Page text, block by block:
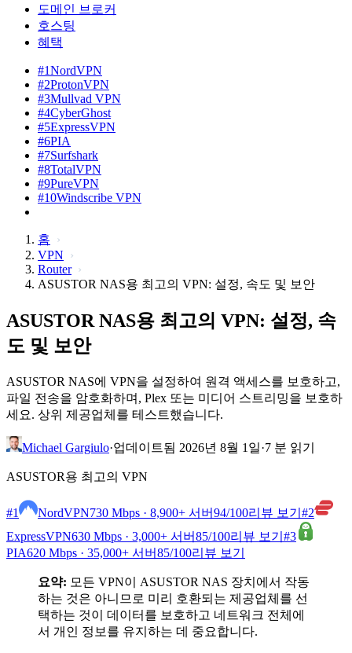
도메인 브로커
호스팅
혜택
#1NordVPN
#2ProtonVPN
#3Mullvad VPN
#4CyberGhost
#5ExpressVPN
#6PIA
#7Surfshark
#8TotalVPN
#9PureVPN
#10Windscribe VPN
홈
VPN
Router
ASUSTOR NAS용 최고의 VPN: 설정, 속도 및 보안
ASUSTOR NAS용 최고의 VPN: 설정, 속
도 및 보안
ASUSTOR NAS에 VPN을 설정하여 원격 액세스를 보호하고,
파일 전송을 암호화하며, Plex 또는 미디어 스트리밍을 보호하
세요. 상위 제공업체를 테스트했습니다.
Michael Gargiulo·업데이트됨 2026년 8월 1일·7 분 읽기
ASUSTOR용 최고의 VPN
#1 NordVPN730 Mbps · 8,900+ 서버94/100리뷰 보기 #2
ExpressVPN630 Mbps · 3,000+ 서버85/100리뷰 보기 #3
PIA620 Mbps · 35,000+ 서버85/100리뷰 보기
요약: 모든 VPN이 ASUSTOR NAS 장치에서 작동
하는 것은 아니므로 미리 호환되는 제공업체를 선
택하는 것이 데이터를 보호하고 네트워크 전체에
서 개인 정보를 유지하는 데 중요합니다.